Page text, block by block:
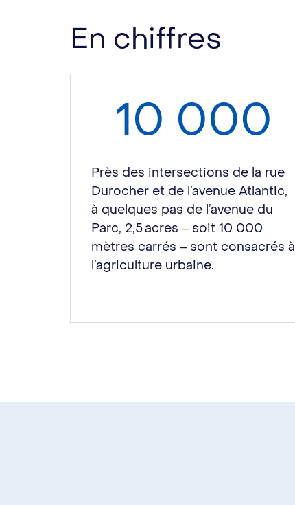
En chiffres
10 000
Près des intersections de la rue
Durocher et de l’avenue Atlantic,
à quelques pas de l’avenue du
Parc, 2,5 acres ‒ soit 10 000
mètres carrés ‒ sont consacrés à
l’agriculture urbaine.